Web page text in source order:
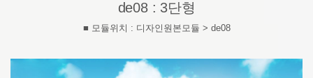
de08 : 3단형
■ 모듈위치 : 디자인원본모듈 > de08